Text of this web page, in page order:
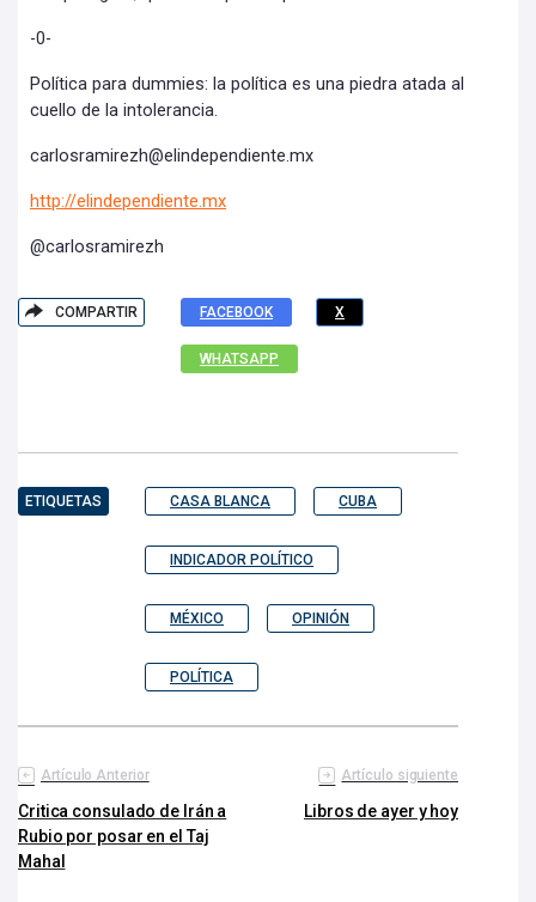
-0-
Política para dummies: la política es una piedra atada al
cuello de la intolerancia.
carlosramirezh@elindependiente.mx
http://elindependiente.mx
@carlosramirezh
COMPARTIR FACEBOOK X
WHATSAPP
ETIQUETAS CASA BLANCA CUBA
INDICADOR POLÍTICO
MÉXICO OPINIÓN
POLÍTICA
Artículo Anterior
Critica consulado de Irán a
Rubio por posar en el Taj
Mahal
Artículo siguiente
Libros de ayer y hoy